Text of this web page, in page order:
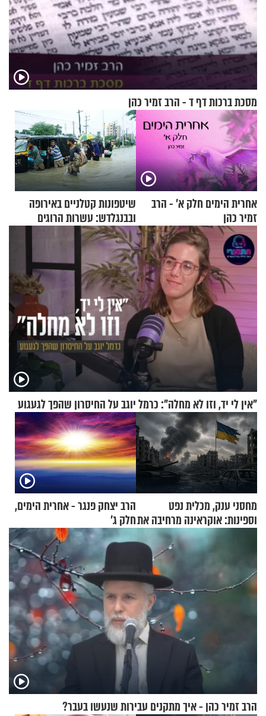
מסכת ברכות דף ד - הרב זמיר כהן
אחרית הימים חלק א’ - הרב
זמיר כהן
שיטפונות קטלניים באירופה
ובבנגלדש: עשרות הרוגים
ומיליון נפגעים
"אין לי יד, וזו לא מחלה": כרמל יוגב על החיסרון שהפך לגעגוע
מחסני ענק, מכלית נפט
וספינות: אוקראינה מרחיבה את
התקיפות בעומק רוסיה
הרב יצחק פנגר - אחרית הימים,
חלק ג’
הרב זמיר כהן - איך מתקנים עבירות שנעשו בעבר?